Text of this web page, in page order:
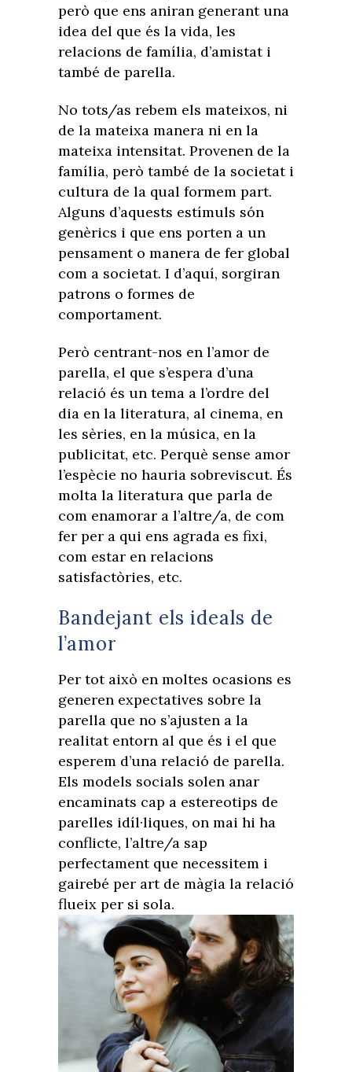
però que ens aniran generant una
idea del que és la vida, les
relacions de família, d’amistat i
també de parella.
No tots/as rebem els mateixos, ni
de la mateixa manera ni en la
mateixa intensitat. Provenen de la
família, però també de la societat i
cultura de la qual formem part.
Alguns d’aquests estímuls són
genèrics i que ens porten a un
pensament o manera de fer global
com a societat. I d’aquí, sorgiran
patrons o formes de
comportament.
Però centrant-nos en l’amor de
parella, el que s’espera d’una
relació és un tema a l’ordre del
dia en la literatura, al cinema, en
les sèries, en la música, en la
publicitat, etc. Perquè sense amor
l’espècie no hauria sobreviscut. És
molta la literatura que parla de
com enamorar a l’altre/a, de com
fer per a qui ens agrada es fixi,
com estar en relacions
satisfactòries, etc.
Bandejant els ideals de
l’amor
Per tot això en moltes ocasions es
generen expectatives sobre la
parella que no s’ajusten a la
realitat entorn al que és i el que
esperem d’una relació de parella.
Els models socials solen anar
encaminats cap a estereotips de
parelles idíl·liques, on mai hi ha
conflicte, l’altre/a sap
perfectament que necessitem i
gairebé per art de màgia la relació
flueix per si sola.